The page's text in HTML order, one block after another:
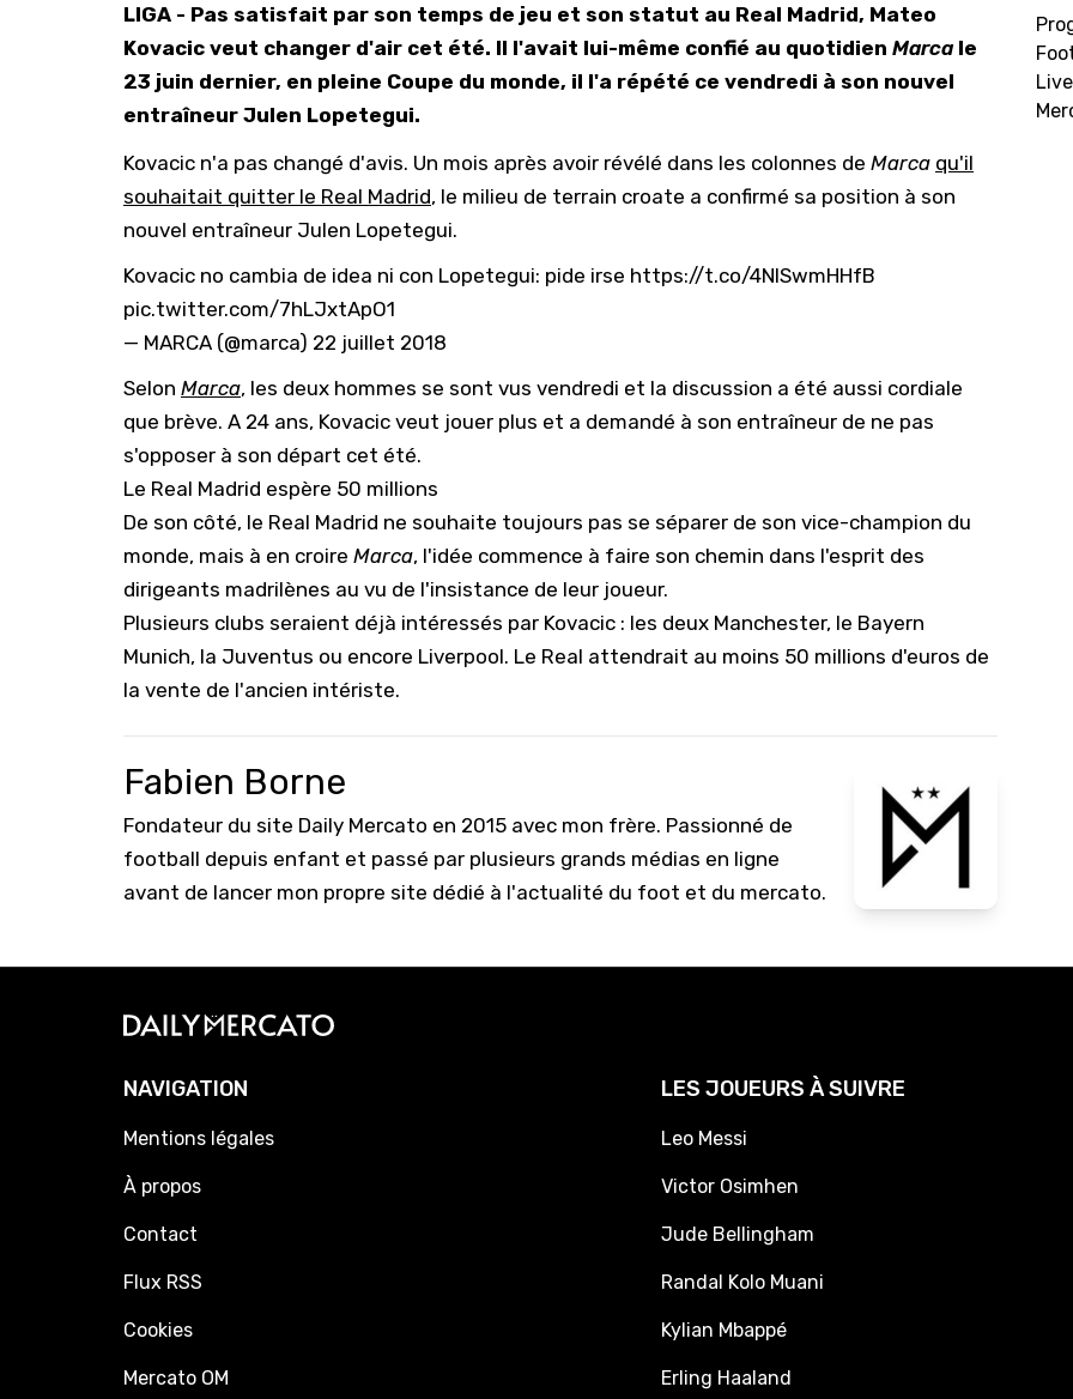
LIGA - Pas satisfait par son temps de jeu et son statut au Real Madrid, Mateo
Kovacic veut changer d'air cet été. Il l'avait lui-même confié au quotidien Marca le
23 juin dernier, en pleine Coupe du monde, il l'a répété ce vendredi à son nouvel
entraîneur Julen Lopetegui.
Kovacic n'a pas changé d'avis. Un mois après avoir révélé dans les colonnes de Marca qu'il
souhaitait quitter le Real Madrid, le milieu de terrain croate a confirmé sa position à son
nouvel entraîneur Julen Lopetegui.
Kovacic no cambia de idea ni con Lopetegui: pide irse https://t.co/4NISwmHHfB
pic.twitter.com/7hLJxtApO1
— MARCA (@marca) 22 juillet 2018
Selon Marca, les deux hommes se sont vus vendredi et la discussion a été aussi cordiale
que brève. A 24 ans, Kovacic veut jouer plus et a demandé à son entraîneur de ne pas
s'opposer à son départ cet été.
Le Real Madrid espère 50 millions
De son côté, le Real Madrid ne souhaite toujours pas se séparer de son vice-champion du
monde, mais à en croire Marca, l'idée commence à faire son chemin dans l'esprit des
dirigeants madrilènes au vu de l'insistance de leur joueur.
Plusieurs clubs seraient déjà intéressés par Kovacic : les deux Manchester, le Bayern
Munich, la Juventus ou encore Liverpool. Le Real attendrait au moins 50 millions d'euros de
la vente de l'ancien intériste.
Fabien Borne
Fondateur du site Daily Mercato en 2015 avec mon frère. Passionné de
football depuis enfant et passé par plusieurs grands médias en ligne
avant de lancer mon propre site dédié à l'actualité du foot et du mercato.
11/
11/
NAVIGATION
Mentions légales
À propos
Contact
Flux RSS
Cookies
Mercato OM
LES JOUEURS À SUIVRE
Leo Messi
Victor Osimhen
Jude Bellingham
Randal Kolo Muani
Kylian Mbappé
Erling Haaland